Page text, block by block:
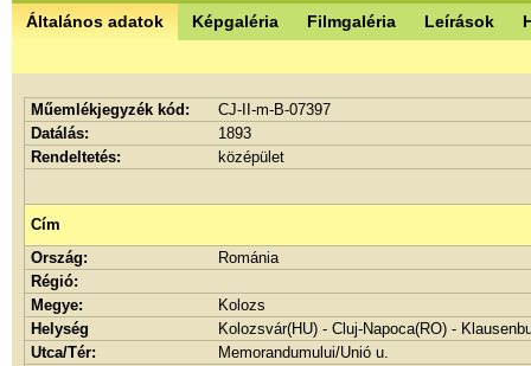
Általános adatok Képgaléria Filmgaléria Leírások
Műemlékjegyzék kód:
CJ-II-m-B-07397
Datálás:
1893
Rendeltetés:
középület
Cím
Ország:
Románia
Régió:
Megye:
Kolozs
Helység
Kolozsvár(HU) - Cluj-Napoca(RO) -
Utca/Tér:
Memorandumului/Unió u.